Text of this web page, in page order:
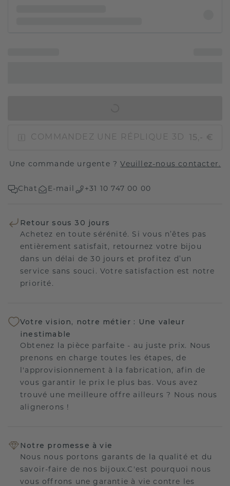
COMMANDEZ UNE RÉPLIQUE 3D 15,- €
Une commande urgente ?Veuillez-nous contacter.
Chat E-mail +31 10 747 00 00
Retour sous 30 jours
Achetez en toute sérénité. Si vous n’êtes pas
entièrement satisfait, retournez votre bijou
dans un délai de 30 jours et profitez d’un
service sans souci. Votre satisfaction est notre
priorité.
Votre vision, notre métier : Une valeur
inestimable
Obtenez la pièce parfaite - au juste prix. Nous
prenons en charge toutes les étapes, de
l'approvisionnement à la fabrication, afin de
vous garantir le prix le plus bas. Vous avez
trouvé une meilleure offre ailleurs ? Nous nous
alignerons !
Notre promesse à vie
Nous nous portons garants de la qualité et du
savoir-faire de nos bijoux.C'est pourquoi nous
vous offrons une garantie à vie contre les